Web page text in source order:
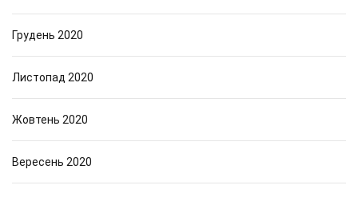
Грудень 2020
Листопад 2020
Жовтень 2020
Вересень 2020